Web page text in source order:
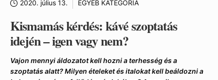
2020. július 13. EGYÉB KATEGÓRIA
Kismamás kérdés: kávé szoptatás
idején – igen vagy nem?
Vajon mennyi áldozatot kell hozni a terhesség és a
szoptatás alatt? Milyen ételeket és italokat kell beáldozni a